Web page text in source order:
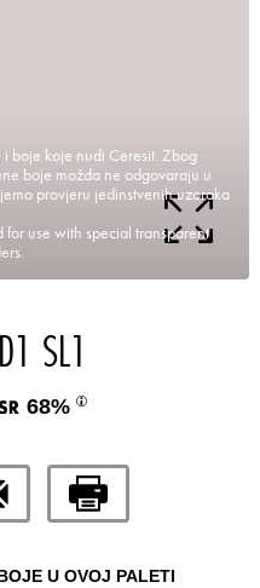
boje koje nudi Ceresit. Zbog
boje možda ne odgovaraju u
provjeru jedinstvenih uzoraka
use with special transparent
SL1
68%
U OVOJ PALETI